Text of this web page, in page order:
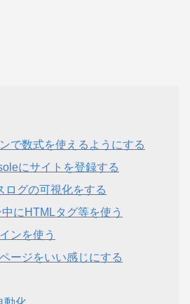
で数式を使えるようにする
にサイトを登録する
ログの可視化をする
にHTMLタグ等を使う
ンを使う
ージをいい感じにする